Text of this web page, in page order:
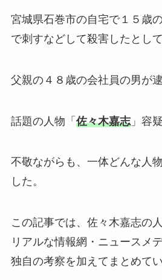
宮城県石巻市の自宅で１５歳
で刺すなどして殺害したとして
父親の４８歳の会社員の男が
話題の人物「 佐々木嘉志」容疑
不敬ながらも、一体どんな人
した。
この記事では、佐々木嘉志の
リアルな情報網・ニュースメ
独自の考察を加えてまとめてい